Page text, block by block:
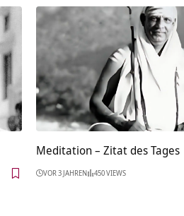
Meditation – Zitat des Tages
VOR 3 JAHREN 450 VIEWS